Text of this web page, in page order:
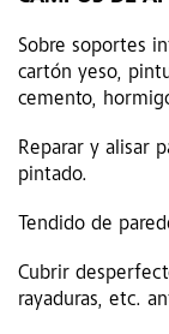
Sobre soportes
cartón yeso,
cemento,
Reparar y alisar
pintado.
Tendido de
Cubrir
rayaduras, etc.